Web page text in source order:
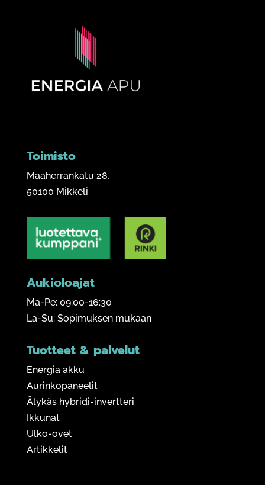
Toimisto
Maaherrankatu 28,
50100 Mikkeli
Aukioloajat
Ma-Pe: 09:00-16:30
La-Su: Sopimuksen mukaan
Tuotteet & palvelut
Energia akku
Aurinkopaneelit
Älykäs hybridi-invertteri
Ikkunat
Ulko-ovet
Artikkelit